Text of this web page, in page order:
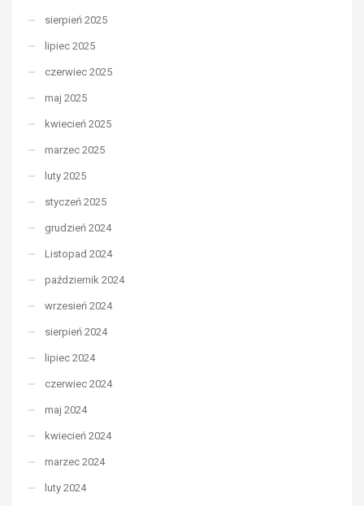
sierpień 2025
lipiec 2025
czerwiec 2025
maj 2025
kwiecień 2025
marzec 2025
luty 2025
styczeń 2025
grudzień 2024
Listopad 2024
październik 2024
wrzesień 2024
sierpień 2024
lipiec 2024
czerwiec 2024
maj 2024
kwiecień 2024
marzec 2024
luty 2024